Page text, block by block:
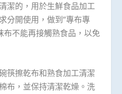
潔的，用於生鮮食品加工
分開使用，做到“專布專
布不能再接觸熟食品，以免
筷擦乾布和熟食加工清潔
布，並保持清潔乾燥。洗